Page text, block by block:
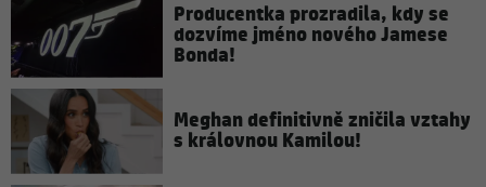
Producentka prozradila, kdy se
dozvíme jméno nového Jamese
Bonda!
Meghan definitivně zničila vztahy
s královnou Kamilou!